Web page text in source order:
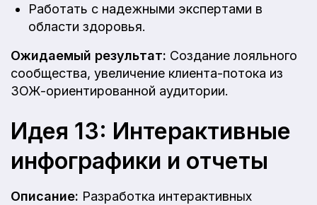
Работать с надежными экспертами в
области здоровья.
Ожидаемый результат: Создание лояльного
сообщества, увеличение клиента-потока из
ЗОЖ-ориентированной аудитории.
Идея 13: Интерактивные
инфографики и отчеты
Описание: Разработка интерактивных